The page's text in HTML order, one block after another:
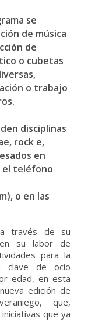
se
de música
de
o cubetas
o trabajo
disciplinas
rock e,
en
el teléfono
o en las
a través de su
en su labor de
para la
clave de ocio
edad, en esta
edición de
que,
que ya